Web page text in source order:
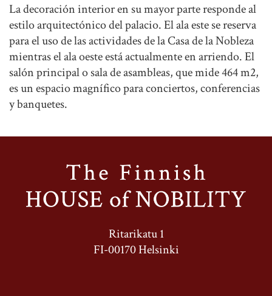
La decoración interior en su mayor parte responde al
estilo arquitectónico del palacio. El ala este se reserva
para el uso de las actividades de la Casa de la Nobleza
mientras el ala oeste está actualmente en arriendo. El
salón principal o sala de asambleas, que mide 464 m2,
es un espacio magnífico para conciertos, conferencias
y banquetes.
Ritarikatu 1
FI-00170 Helsinki